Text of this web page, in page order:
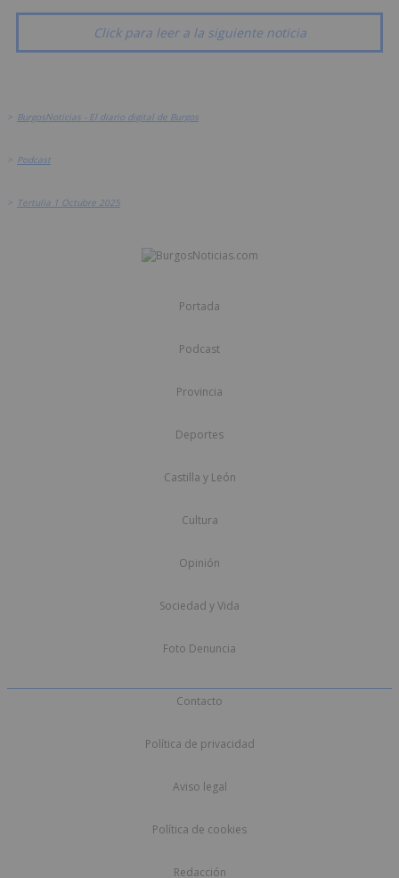
Click para leer a la siguiente noticia
> BurgosNoticias - El diario digital de Burgos
> Podcast
> Tertulia 1 Octubre 2025
Portada
Podcast
Provincia
Deportes
Castilla y León
Cultura
Opinión
Sociedad y Vida
Foto Denuncia
Contacto
Política de privacidad
Aviso legal
Política de cookies
Redacción